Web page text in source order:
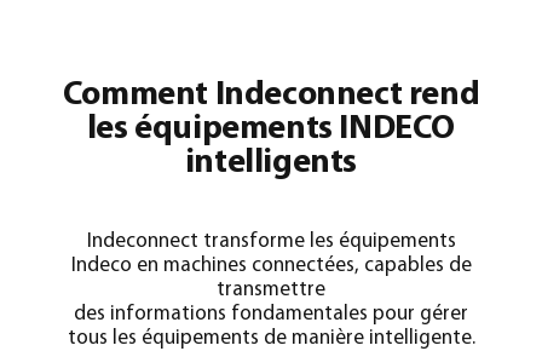
Comment Indeconnect rend
les équipements INDECO
intelligents
Indeconnect transforme les équipements
Indeco en machines connectées, capables de
transmettre
des informations fondamentales pour gérer
tous les équipements de manière intelligente.